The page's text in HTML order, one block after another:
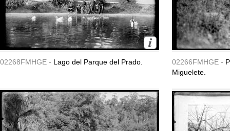
02268FMHGE - Lago del Parque del Prado. 02266FMHGE -
Miguelete.